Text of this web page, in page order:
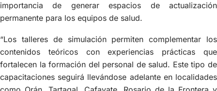
importancia de generar espacios de actualización
permanente para los equipos de salud.
“Los talleres de simulación permiten complementar los
contenidos teóricos con experiencias prácticas que
fortalecen la formación del personal de salud. Este tipo de
capacitaciones seguirá llevándose adelante en localidades